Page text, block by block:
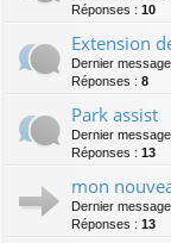
Réponses : 10
Extension
Dernier
Réponses : 8
Park assist
Dernier
Réponses : 13
mon
Dernier
Réponses : 13